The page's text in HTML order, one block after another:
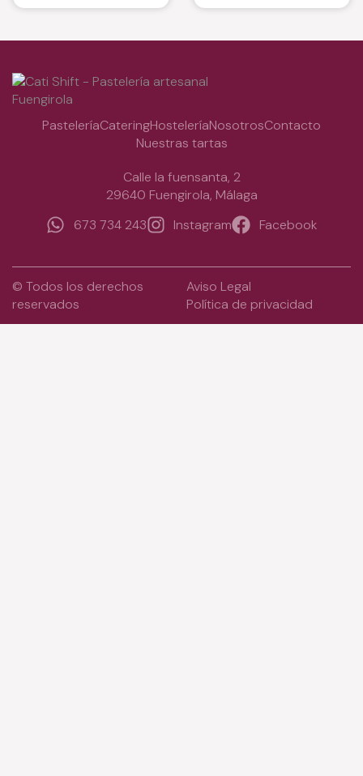
PasteleríaCateringHosteleríaNosotrosContacto
Nuestras tartas
Calle la fuensanta, 2
29640 Fuengirola, Málaga
673 734 243
Instagram Facebook
© Todos los derechos
reservados
Aviso Legal
Política de privacidad